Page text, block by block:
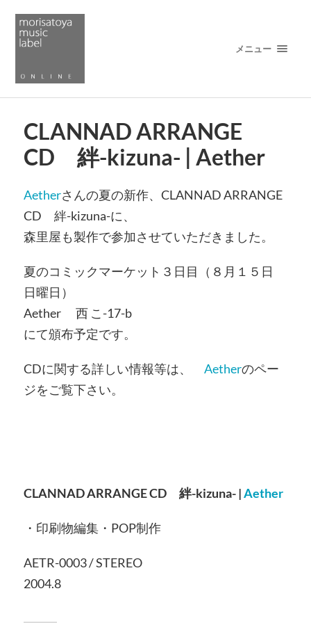
メニュー
CLANNAD ARRANGE
CD 絆-kizuna- | Aether
Aetherさんの夏の新作、CLANNAD ARRANGE
CD 絆-kizuna-に、
森里屋も製作で参加させていただきました。
夏のコミックマーケット３日目（８月１５日
日曜日）
Aether 西 こ-17-b
にて頒布予定です。
CDに関する詳しい情報等は、 Aetherのペー
ジをご覧下さい。
CLANNAD ARRANGE CD 絆-kizuna- |Aether
・印刷物編集・POP制作
AETR-0003 / STEREO
2004.8